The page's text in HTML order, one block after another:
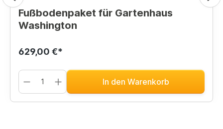
Fußbodenpaket für Gartenhaus
Washington
629,00 €*
In den Warenkorb